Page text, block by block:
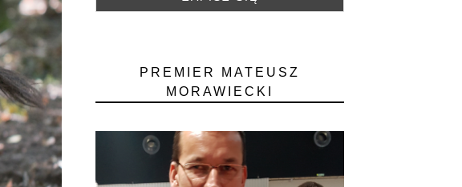
PREMIER MATEUSZ
MORAWIECKI